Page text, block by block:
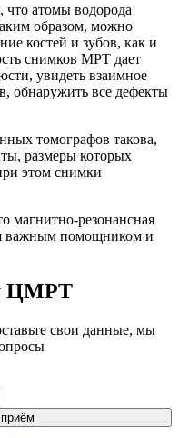
атомы водорода
образом, можно
костей и зубов, как и
снимков МРТ дает
увидеть взаимное
обнаружить все дефекты
томографов такова,
размеры которых
этом снимки
магнитно-резонансная
важным помощником и
ЦМРТ
свои данные, мы